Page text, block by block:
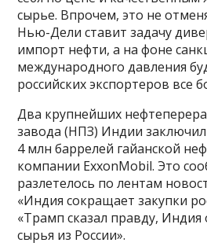
сырье. Впрочем, это не
Нью-Дели ставит задачу
импорт нефти, а на фоне
международного давления
российских экспортеров все
Два крупнейших
завода (НПЗ) Индии
4 млн баррелей гайанской
компании ExxonMobil. Это
разлетелось по лентам
«Индия сокращает закупки
«Трамп сказал правду, Индия
сырья из России».